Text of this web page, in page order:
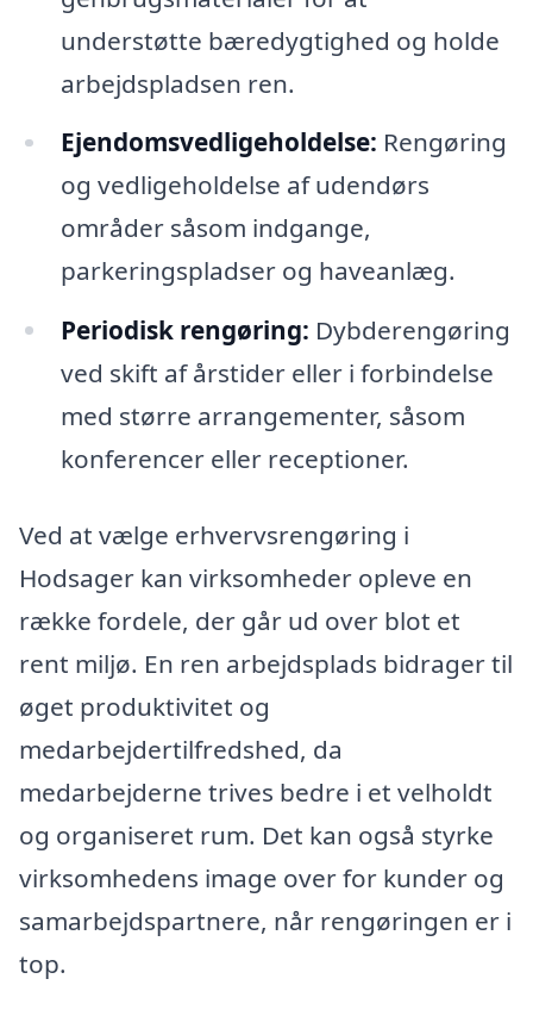
understøtte bæredygtighed og holde
arbejdspladsen ren.
Ejendomsvedligeholdelse: Rengøring
og vedligeholdelse af udendørs
områder såsom indgange,
parkeringspladser og haveanlæg.
Periodisk rengøring: Dybderengøring
ved skift af årstider eller i forbindelse
med større arrangementer, såsom
konferencer eller receptioner.
Ved at vælge erhvervsrengøring i
Hodsager kan virksomheder opleve en
række fordele, der går ud over blot et
rent miljø. En ren arbejdsplads bidrager til
øget produktivitet og
medarbejdertilfredshed, da
medarbejderne trives bedre i et velholdt
og organiseret rum. Det kan også styrke
virksomhedens image over for kunder og
samarbejdspartnere, når rengøringen er i
top.